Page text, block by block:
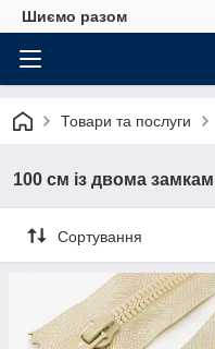
Шиємо разом
Товари та послуги
100 см із двома
Сортування